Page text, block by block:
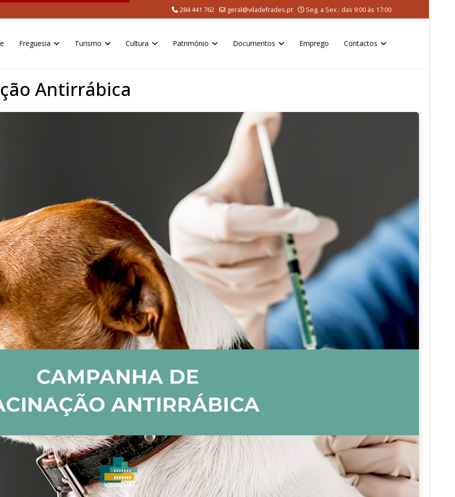
284 441 762 geral@viladefrades.pt Seg. a Sex.: das 9:00 às 17:00
Freguesia Turismo Cultura Património Documentos Emprego Contactos
Antirrábica